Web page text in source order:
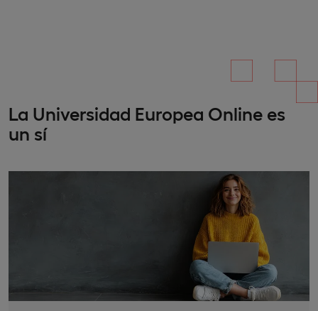
La Universidad Europea Online es
un sí